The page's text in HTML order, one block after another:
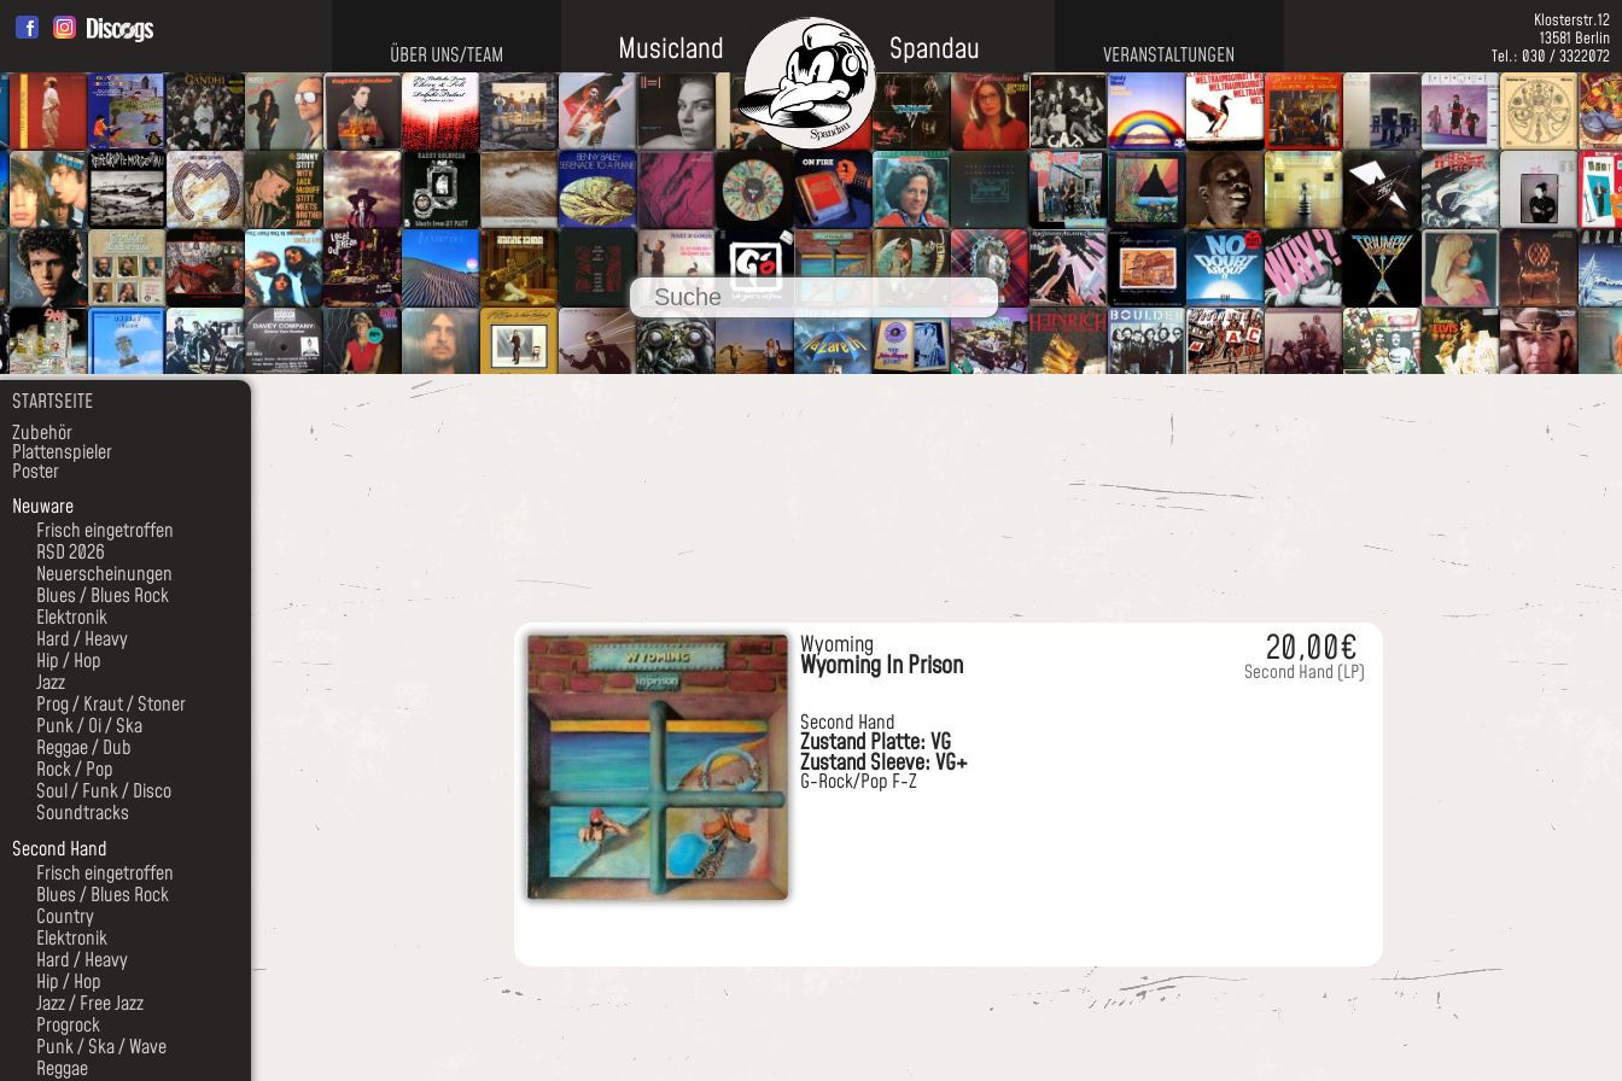
ÜBER UNS/TEAM VERANSTALTUNGEN
Klosterstr.12
13581 Berlin
Tel.: 030 / 3322072
Musicland Spandau
STARTSEITE
Zubehör
Plattenspieler
Poster
Neuware
Frisch eingetroffen
RSD 2026
Neuerscheinungen
Blues / Blues Rock
Elektronik
Hard / Heavy
Hip / Hop
Jazz
Prog / Kraut / Stoner
Punk / Oi / Ska
Reggae / Dub
Rock / Pop
Soul / Funk / Disco
Soundtracks
Second Hand
Frisch eingetroffen
Blues / Blues Rock
Country
Elektronik
Hard / Heavy
Hip / Hop
Jazz / Free Jazz
Progrock
Punk / Ska / Wave
Reggae
Wyoming
Wyoming In Prison
Second Hand
Zustand Platte: VG
Zustand Sleeve: VG+
G-Rock/Pop F-Z
20,00€
Second Hand (LP)